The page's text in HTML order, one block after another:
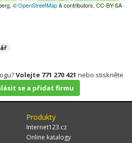
©OpenStreetMap& contributors, CC-BY-SA
Volejte 771 270 421 nebo stiskněte
se a přidat firmu
Produkty
Internet123.cz
Online katalogy